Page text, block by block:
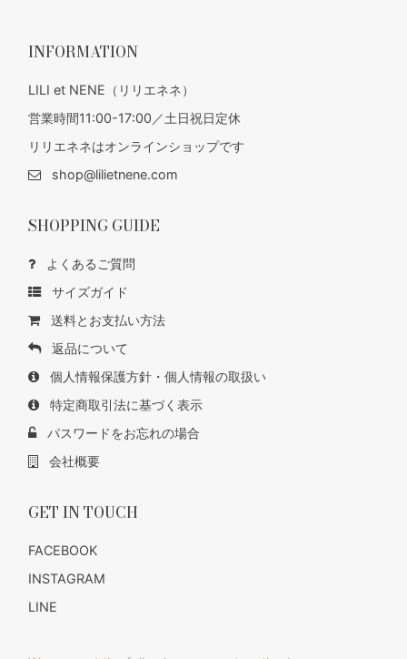
INFORMATION
LILI et NENE（リリエネネ）
営業時間11:00-17:00／土日祝日定休
リリエネネはオンラインショップです
shop@lilietnene.com
SHOPPING GUIDE
よくあるご質問
サイズガイド
送料とお支払い方法
返品について
個人情報保護方針・個人情報の取扱い
特定商取引法に基づく表示
パスワードをお忘れの場合
会社概要
GET IN TOUCH
FACEBOOK
INSTAGRAM
LINE